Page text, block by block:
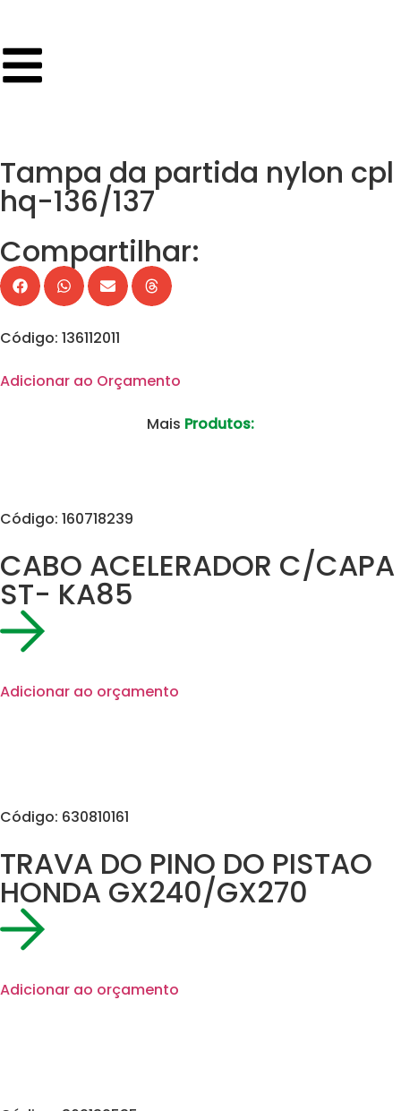
Tampa da partida nylon cpl
hq-136/137
Compartilhar:
Código: 136112011
Adicionar ao Orçamento
Mais Produtos:
Código: 160718239
CABO ACELERADOR C/CAPA
ST- KA85
Adicionar ao orçamento
Código: 630810161
TRAVA DO PINO DO PISTAO
HONDA GX240/GX270
Adicionar ao orçamento